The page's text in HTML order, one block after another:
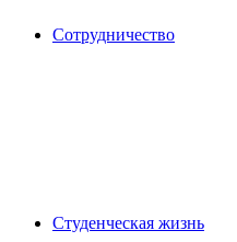
Сотрудничество
Студенческая жизнь